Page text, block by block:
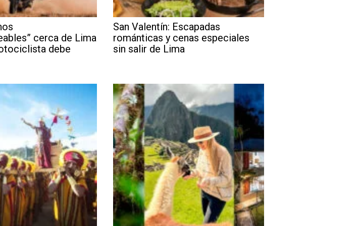
cerca de Lima
debe
San Valentín: Escapadas
románticas y cenas especiales
sin salir de Lima